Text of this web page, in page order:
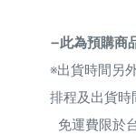
—此為預購商
※出貨時間另
排程及出貨時
免運費限於